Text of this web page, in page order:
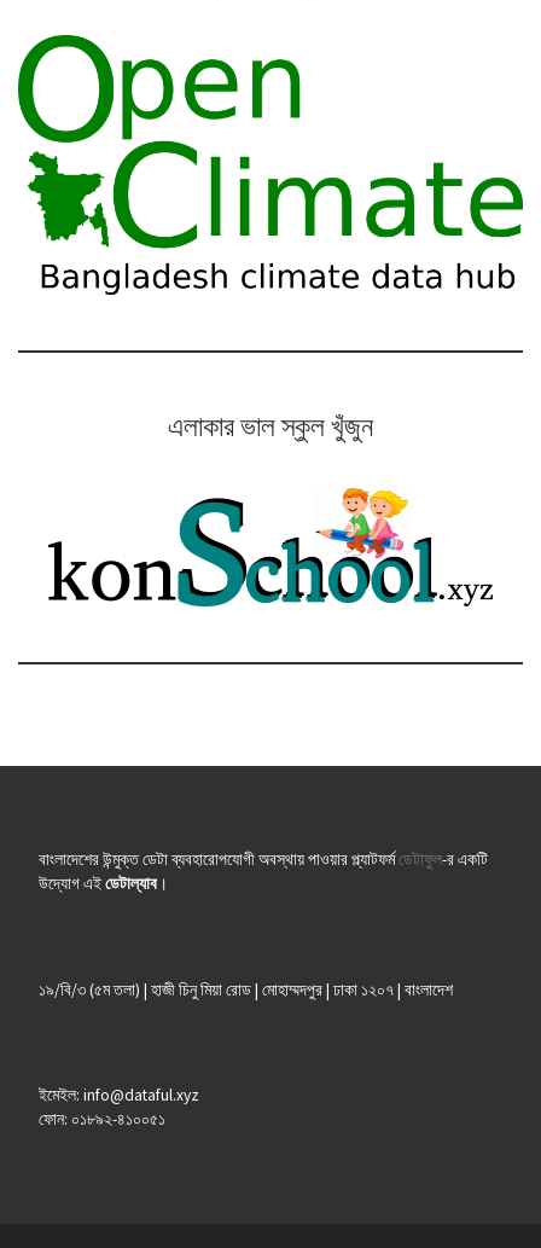
এলাকার ভাল স্কুল খুঁজুন
বাংলাদেশের উন্মুক্ত ডেটা ব্যবহারোপযোগী অবস্থায় পাওয়ার প্ল্যাটফর্মডেটাফুল-র একটি
উদ্যোগ এইডেটাল্যাব।
১৯/বি/৩ (৫ম তলা) | হাজী চিনু মিয়া রোড | মোহাম্মদপুর | ঢাকা ১২০৭ | বাংলাদেশ
ইমেইল: info@dataful.xyz
ফোন: ০১৮৯২-৪১০০৫১